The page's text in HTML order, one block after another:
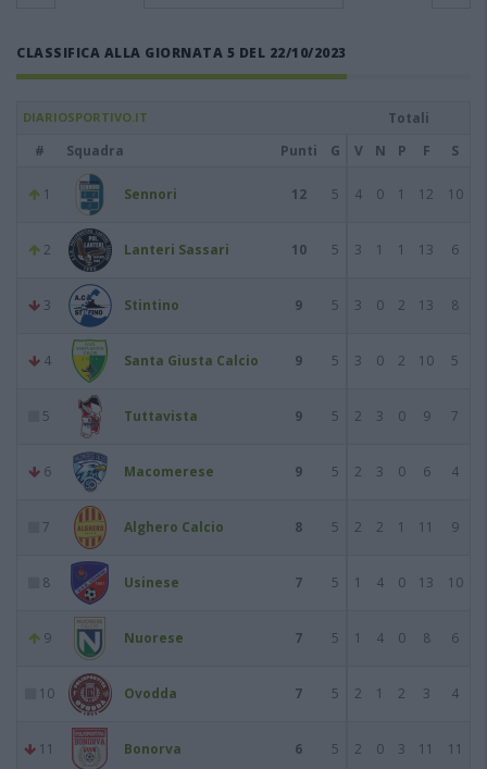
CLASSIFICA ALLA GIORNATA 5 DEL 22/10/2023
DIARIOSPORTIVO.IT
Totali
#
Squadra Punti G V N P F S
1 Sennori 12 5 4 0 1 12 10
2 Lanteri Sassari 10 5 3 1 1 13 6
3 Stintino 9 5 3 0 2 13 8
4 Santa Giusta Calcio 9 5 3 0 2 10 5
5 Tuttavista 9 5 2 3 0 9 7
6 Macomerese 9 5 2 3 0 6 4
7 Alghero Calcio 8 5 2 2 1 11 9
8 Usinese 7 5 1 4 0 13 10
9 Nuorese 7 5 1 4 0 8 6
10 Ovodda 7 5 2 1 2 3 4
11 Bonorva 6 5 2 0 3 11 11